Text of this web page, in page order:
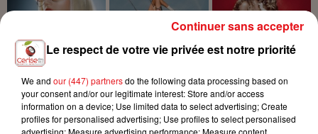
GWEN STEFANI
The Sweet Escape
OLIVIA RODRIGO
Drop Dead
SHAKIRA
La Tortura
Le respect de votre vie privée est notre priorité
We and our (447) partnersdo the following data processing based on
your consent and/or our legitimate interest: Store and/or access
information on a device; Use limited data to select advertising; Create
profiles for personalised advertising; Use profiles to select personalised
advertising; Measure advertising performance; Measure content
Continuer sans accepter